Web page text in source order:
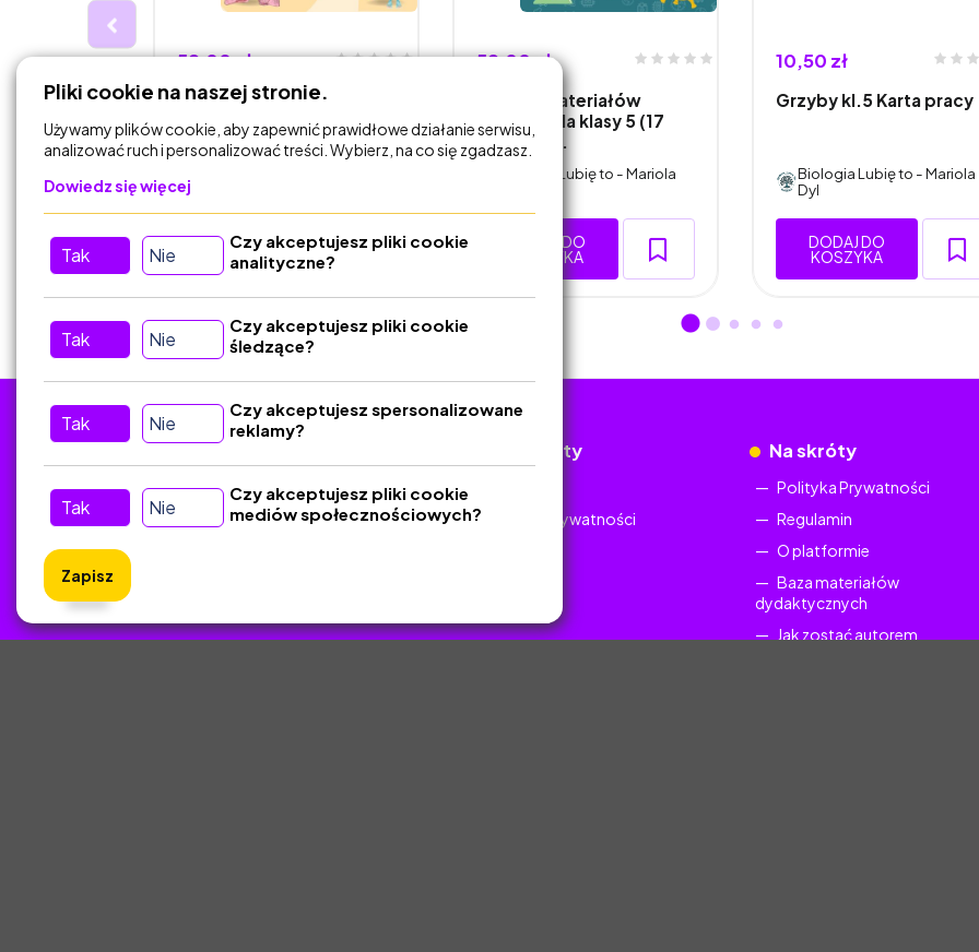
4, cały
59,00 zł
Zestaw materiałów
biologia dla klasy 7 (15
kolorow…
DODAJ DO
KOSZYKA
59,00 zł
Zestaw materiałów
biologia dla klasy 5 (17
gotowyc…
Biologia Lubię to - Mariola
DODAJ DO
KOSZYKA
10,50 zł
Grzyby kl.5 Karta pracy
Biologia Lubię to - Mariola
Dyl
DODAJ DO
KOSZYKA
Tu nas znajdziesz
Kontakt
Śledź nas w Social Media
Dokumenty
Polityka Prywatności
Na skróty
Polityka Prywatności
Regulamin
O platformie
Baza materiałów
dydaktycznych
Jak zostać autorem
Pliki cookie na naszej stronie.
Używamy plików cookie, aby zapewnić prawidłowe działanie serwisu,
analizować ruch i personalizować treści. Wybierz, na co się zgadzasz.
Dowiedz się więcej
Tak Nie
Czy akceptujesz pliki cookie
analityczne?
Tak Nie
Czy akceptujesz pliki cookie
śledzące?
Tak Nie
Czy akceptujesz spersonalizowane
reklamy?
Tak Nie
Czy akceptujesz pliki cookie
mediów społecznościowych?
Zapisz